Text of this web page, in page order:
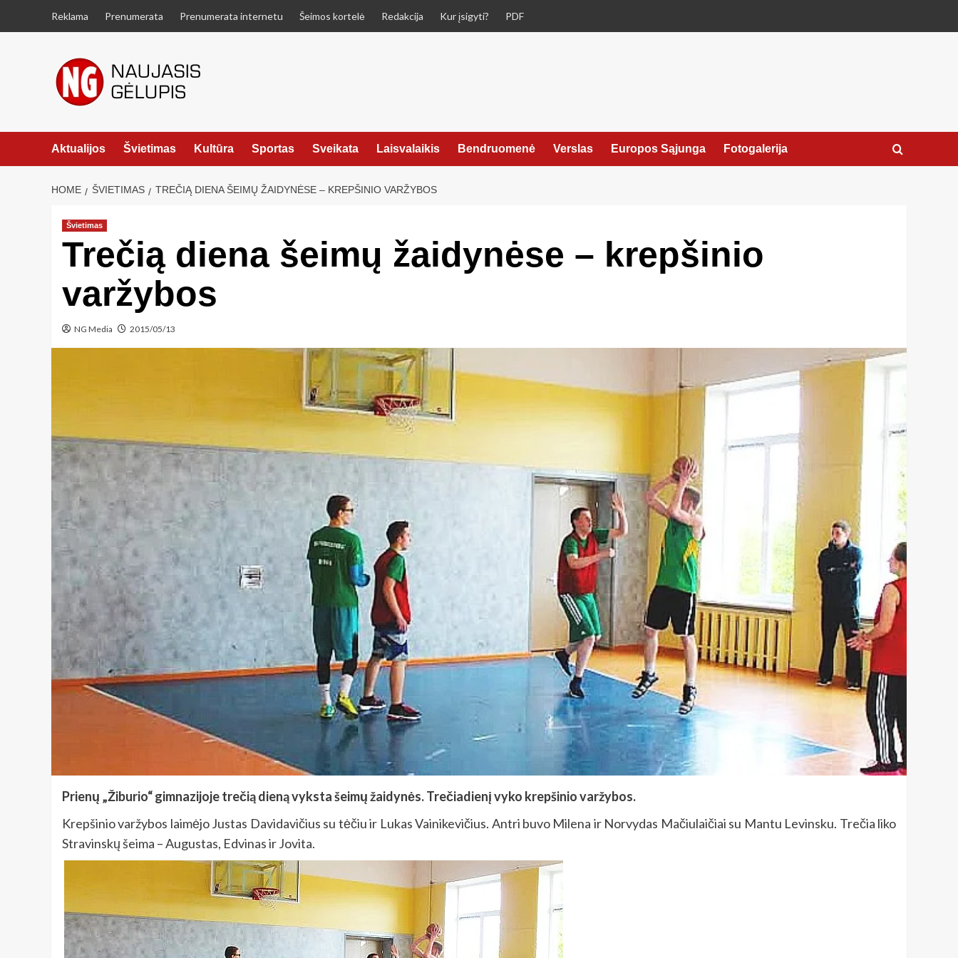
Reklama Prenumerata Prenumerata internetu Šeimos kortelė Redakcija Kur įsigyti? PDF
Aktualijos Švietimas Kultūra Sportas Sveikata Laisvalaikis Bendruomenė Verslas Europos Sąjunga Fotogalerija
HOME ŠVIETIMAS TREČIĄ DIENA ŠEIMŲ ŽAIDYNĖSE – KREPŠINIO VARŽYBOS
Švietimas
Trečią diena šeimų žaidynėse – krepšinio
varžybos
NG Media 2015/05/13
Prienų „Žiburio“ gimnazijoje trečią dieną vyksta šeimų žaidynės. Trečiadienį vyko krepšinio varžybos.
Krepšinio varžybos laimėjo Justas Davidavičius su tėčiu ir Lukas Vainikevičius. Antri buvo Milena ir Norvydas Mačiulaičiai su Mantu Levinsku. Trečia liko
Stravinskų šeima – Augustas, Edvinas ir Jovita.